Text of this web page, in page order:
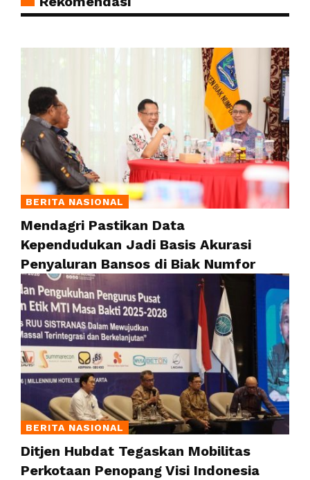
BERITA NASIONAL
Mendagri Pastikan Data
Kependudukan Jadi Basis Akurasi
Penyaluran Bansos di Biak Numfor
BERITA NASIONAL
Ditjen Hubdat Tegaskan Mobilitas
Perkotaan Penopang Visi Indonesia